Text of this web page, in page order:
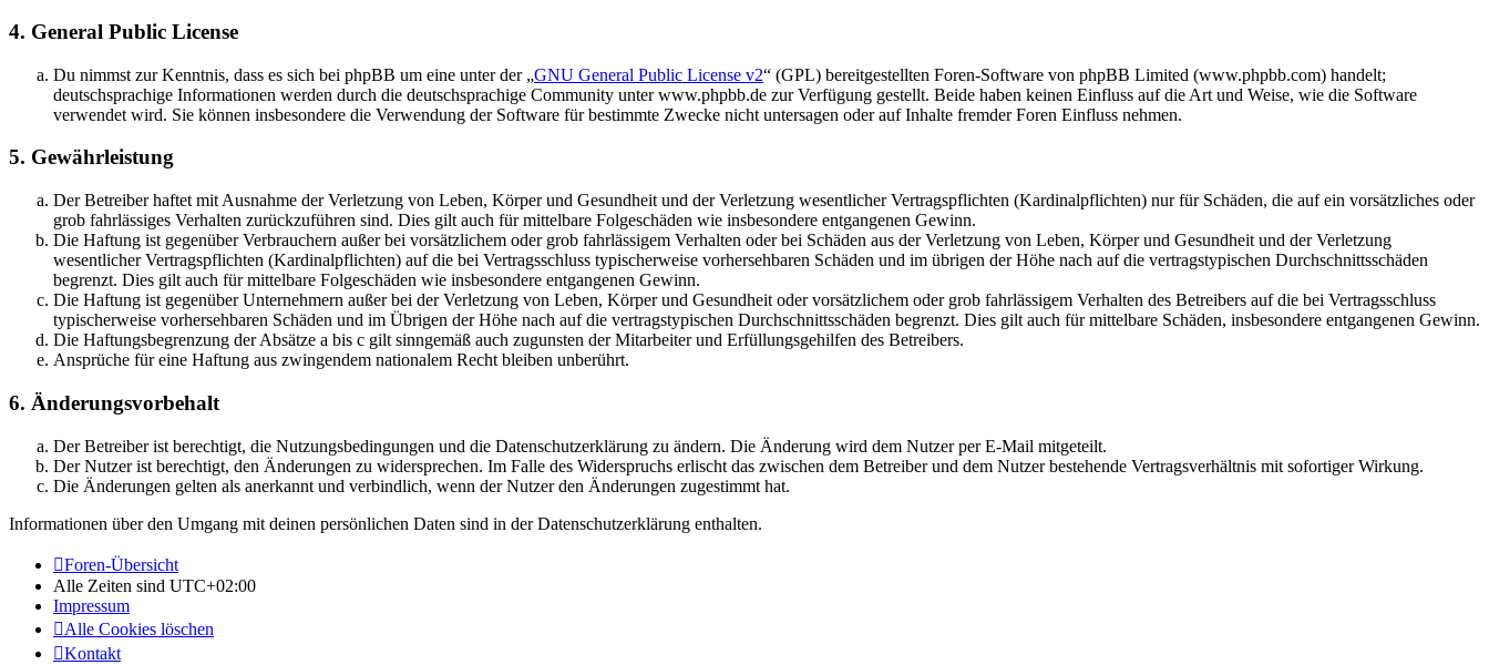
4. General Public License
Du nimmst zur Kenntnis, dass es sich bei phpBB um eine unter der „GNU General Public License v2“ (GPL) bereitgestellten Foren-Software von phpBB Limited (www.phpbb.com) handelt;
deutschsprachige Informationen werden durch die deutschsprachige Community unter www.phpbb.de zur Verfügung gestellt. Beide haben keinen Einfluss auf die Art und Weise, wie die Software
verwendet wird. Sie können insbesondere die Verwendung der Software für bestimmte Zwecke nicht untersagen oder auf Inhalte fremder Foren Einfluss nehmen.
5. Gewährleistung
Der Betreiber haftet mit Ausnahme der Verletzung von Leben, Körper und Gesundheit und der Verletzung wesentlicher Vertragspflichten (Kardinalpflichten) nur für Schäden, die auf ein vorsätzliches oder
grob fahrlässiges Verhalten zurückzuführen sind. Dies gilt auch für mittelbare Folgeschäden wie insbesondere entgangenen Gewinn.
Die Haftung ist gegenüber Verbrauchern außer bei vorsätzlichem oder grob fahrlässigem Verhalten oder bei Schäden aus der Verletzung von Leben, Körper und Gesundheit und der Verletzung
wesentlicher Vertragspflichten (Kardinalpflichten) auf die bei Vertragsschluss typischerweise vorhersehbaren Schäden und im übrigen der Höhe nach auf die vertragstypischen Durchschnittsschäden
begrenzt. Dies gilt auch für mittelbare Folgeschäden wie insbesondere entgangenen Gewinn.
Die Haftung ist gegenüber Unternehmern außer bei der Verletzung von Leben, Körper und Gesundheit oder vorsätzlichem oder grob fahrlässigem Verhalten des Betreibers auf die bei Vertragsschluss
typischerweise vorhersehbaren Schäden und im Übrigen der Höhe nach auf die vertragstypischen Durchschnittsschäden begrenzt. Dies gilt auch für mittelbare Schäden, insbesondere entgangenen Gewinn.
Die Haftungsbegrenzung der Absätze a bis c gilt sinngemäß auch zugunsten der Mitarbeiter und Erfüllungsgehilfen des Betreibers.
Ansprüche für eine Haftung aus zwingendem nationalem Recht bleiben unberührt.
6. Änderungsvorbehalt
Der Betreiber ist berechtigt, die Nutzungsbedingungen und die Datenschutzerklärung zu ändern. Die Änderung wird dem Nutzer per E-Mail mitgeteilt.
Der Nutzer ist berechtigt, den Änderungen zu widersprechen. Im Falle des Widerspruchs erlischt das zwischen dem Betreiber und dem Nutzer bestehende Vertragsverhältnis mit sofortiger Wirkung.
Die Änderungen gelten als anerkannt und verbindlich, wenn der Nutzer den Änderungen zugestimmt hat.
Informationen über den Umgang mit deinen persönlichen Daten sind in der Datenschutzerklärung enthalten.
Foren-Übersicht
Alle Zeiten sind UTC+02:00
Impressum
Alle Cookies löschen
Kontakt